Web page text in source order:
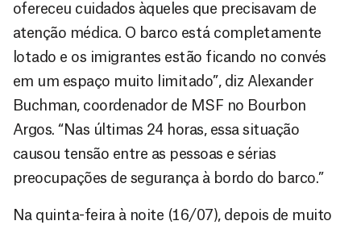
ofereceu cuidados àqueles que precisavam de
atenção médica. O barco está completamente
lotado e os imigrantes estão ficando no convés
em um espaço muito limitado”, diz Alexander
Buchman, coordenador de MSF no Bourbon
Argos. “Nas últimas 24 horas, essa situação
causou tensão entre as pessoas e sérias
preocupações de segurança à bordo do barco.”
Na quinta-feira à noite (16/07), depois de muito